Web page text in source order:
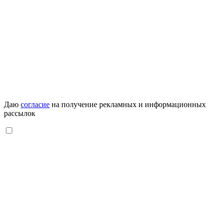
Даю согласие на получение рекламных и информационных
рассылок